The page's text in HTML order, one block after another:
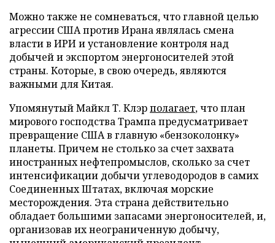
Можно также не сомневаться, что главной целью
агрессии США против Ирана являлась смена
власти в ИРИ и установление контроля над
добычей и экспортом энергоносителей этой
страны. Которые, в свою очередь, являются
важными для Китая.
Упомянутый Майкл Т. Клэрполагает, что план
мирового господства Трампа предусматривает
превращение США в главную «бензоколонку»
планеты. Причем не столько за счет захвата
иностранных нефтепромыслов, сколько за счет
интенсификации добычи углеводородов в самих
Соединенных Штатах, включая морские
месторождения. Эта страна действительно
обладает большими запасами энергоносителей, и,
организовав их неограниченную добычу,